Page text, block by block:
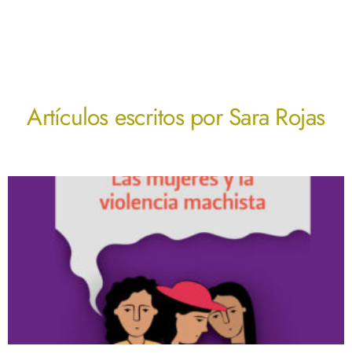
Artículos escritos porSara Rojas